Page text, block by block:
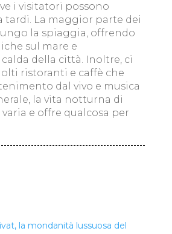
i visitatori possono
tardi. La maggior parte dei
la spiaggia, offrendo
sul mare e
calda della città. Inoltre, ci
ristoranti e caffè che
dal vivo e musica
la vita notturna di
e offre qualcosa per
la mondanità lussuosa del